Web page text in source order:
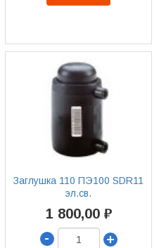
Заглушка 110 ПЭ100 SDR11
эл.св.
1 800,00 ₽
-
+